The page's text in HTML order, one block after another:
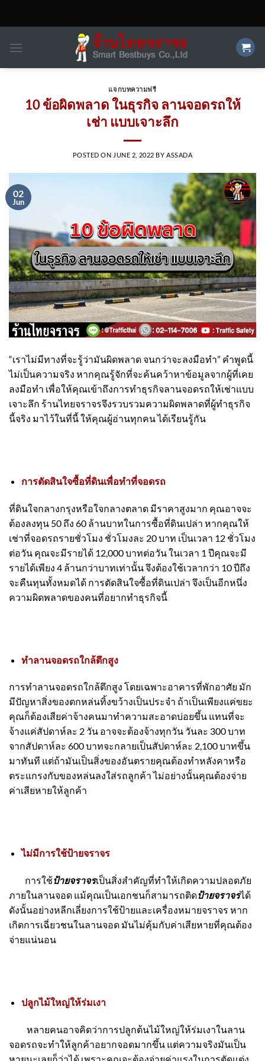
แจกบทความฟรี
10 ข้อผิดพลาด ในธุรกิจ ลานจอดรถให้
เช่า แบบเจาะลึก
POSTED ON JUNE 2, 2022 BY ASSADA
02
Jun
“เราไม่มีทางที่จะรู้ว่ามันผิดพลาด จนกว่าจะลงมือทำ” คำพูดนี้
ไม่เป็นความจริง หากคุณรู้จักที่จะค้นคว้าหาข้อมูลจากผู้ที่เคย
ลงมือทำ เพื่อให้คุณเข้าถึงการทำธุรกิจลานจอดรถให้เช่าแบบ
เจาะลึก ร้านไทยจราจรจึงรวบรวมความผิดพลาดที่ผู้ทำธุรกิจ
นี้จริง มาไว้ในที่นี้ ให้คุณผู้อ่านทุกคน ได้เรียนรู้กัน
การตัดสินใจซื้อที่ดินเพื่อทำที่จอดรถ
ที่ดินใจกลางกรุงหรือใจกลางตลาด มีราคาสูงมาก คุณอาจจะ
ต้องลงทุน 50 ถึง 60 ล้านบาทในการซื้อที่ดินเปล่า หากคุณให้
เช่าที่จอดรถรายชั่วโมง ชั่วโมงละ 20 บาท เป็นเวลา 12 ชั่วโมง
ต่อวัน คุณจะมีรายได้ 12,000 บาทต่อวัน ในเวลา 1 ปีคุณจะมี
รายได้เพียง 4 ล้านกว่าบาทเท่านั้น จึงต้องใช้เวลากว่า 10 ปีถึง
จะคืนทุนทั้งหมดได้ การตัดสินใจซื้อที่ดินเปล่า จึงเป็นอีกหนึ่ง
ความผิดพลาดของคนที่อยากทำธุรกิจนี้
ทำลานจอดรถใกล้ตึกสูง
การทำลานจอดรถใกล้ตึกสูง โดยเฉพาะอาคารที่พักอาศัย มัก
มีปัญหาสิ่งของตกหล่นทิ้งขว้างเป็นประจำ ถ้าเป็นเพียงแค่ขยะ
คุณก็ต้องเสียค่าจ้างคนมาทำความสะอาดบ่อยขึ้น แทนที่จะ
จ้างแค่สัปดาห์ละ 2 วัน อาจจะต้องจ้างทุกวัน วันละ 300 บาท
จากสัปดาห์ละ 600 บาทจะกลายเป็นสัปดาห์ละ 2,100 บาทขึ้น
มาทันที แต่ถ้ามันเป็นสิ่งของอันตรายคุณต้องทำหลังคาหรือ
ตระแกรงกับของหล่นลงใส่รถลูกค้า ไม่อย่างนั้นคุณต้องจ่าย
ค่าเสียหายให้ลูกค้า
ไม่มีการใช้ป้ายจราจร
การใช้ป้ายจราจรเป็นสิ่งสำคัญที่ทำให้เกิดความปลอดภัย
ภายในลานจอด แม้คุณเป็นเอกชนก็สามารถติดป้ายจราจรได้
ดังนั้นอย่างหลีกเลี่ยงการใช้ป้ายและเครื่องหมายจราจร หาก
เกิดการเฉี่ยวชนในลานจอด มันไม่คุ้มกับค่าเสียหายที่คุณต้อง
จ่ายแน่นอน
ปลูกไม้ใหญ่ให้ร่มเงา
หลายคนอาจคิดว่าการปลูกต้นไม้ใหญ่ให้ร่มเงาในลาน
จอดรถจะทำให้ลูกค้าอยากจอดมากขึ้น แต่ความจริงมันเป็น
หายนะเลยก็ว่าได้ เพราะคุณจะต้องจ่ายค่าแรงในการตัดแต่ง